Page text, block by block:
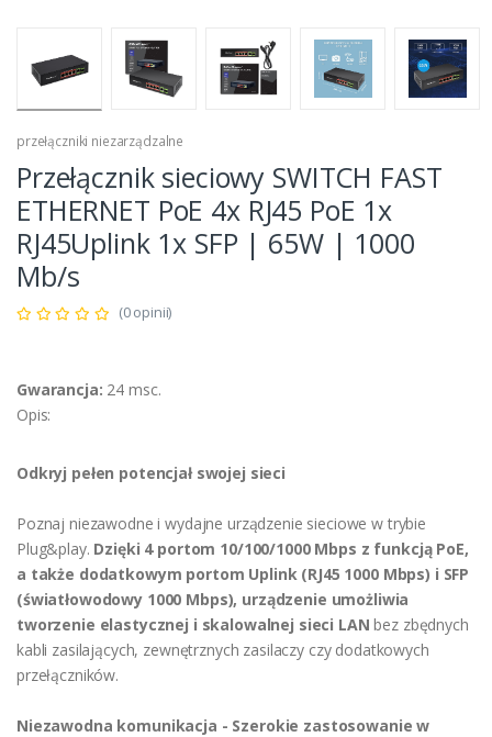
przełączniki niezarządzalne
Przełącznik sieciowy SWITCH FAST
ETHERNET PoE 4x RJ45 PoE 1x
RJ45Uplink 1x SFP | 65W | 1000
Mb/s
(0 opinii)
Gwarancja: 24 msc.
Opis:
Odkryj pełen potencjał swojej sieci
Poznaj niezawodne i wydajne urządzenie sieciowe w trybie
Plug&play. Dzięki 4 portom 10/100/1000 Mbps z funkcją PoE,
a także dodatkowym portom Uplink (RJ45 1000 Mbps) i SFP
(światłowodowy 1000 Mbps), urządzenie umożliwia
tworzenie elastycznej i skalowalnej sieci LAN bez zbędnych
kabli zasilających, zewnętrznych zasilaczy czy dodatkowych
przełączników.
Niezawodna komunikacja - Szerokie zastosowanie w